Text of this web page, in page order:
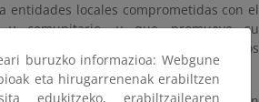
entidades locales comprometidas con el
y comunitario, y que promueve su
clave en la reducción de residuos
buruzko informazioa: Webgune
eta hirugarrenenak erabiltzen
edukitzeko, erabiltzailearen